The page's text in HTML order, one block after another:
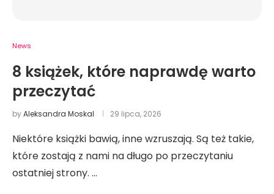
News
8 książek, które naprawdę warto
przeczytać
byAleksandra Moskal 29 lipca, 2026
Niektóre książki bawią, inne wzruszają. Są też takie,
które zostają z nami na długo po przeczytaniu
ostatniej strony. …